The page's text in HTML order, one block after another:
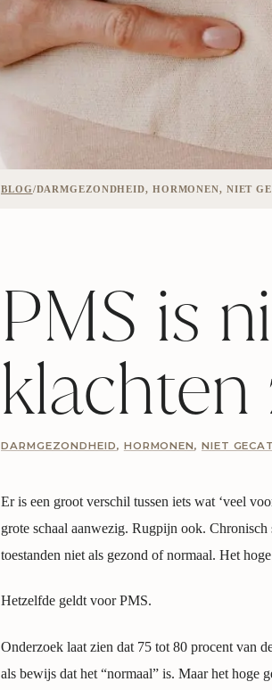
BLOG/DARMGEZONDHEID, HORMONEN, NIET
PMS is
klachten
DARMGEZONDHEID, HORMONEN, NIET
Er is een groot verschil tussen iets wat ‘veel
grote schaal aanwezig. Rugpijn ook.
toestanden niet als gezond of normaal. Het
Hetzelfde geldt voor PMS.
Onderzoek laat zien dat 75 tot 80 procent van
als bewijs dat het “normaal” is. Maar het hoge